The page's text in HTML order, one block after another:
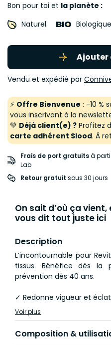
Bon pour toi et la planète :
Naturel
Biologique
Ajouter
Vendu et expédié par
⚡ Offre Bienvenue : -10 %
vous inscrivant à la
💚 Déjà client(e) ? Profitez
carte adhérent Slood. À
Frais de port gratuitsà
Lab
Retour gratuit sous 30 jours
On sait d’où ça
vous dit tout juste ici
Description
L’incontournable pour
tissus. Bénéfice dès la
prévention dès 40 ans.
✓ Redonne vigueur et éclat
✓ Tonifie et raffermit les
✓ Atténue les marques de
✓ Apaisant et véritable
✓ Aide à lutter contre les
Voir plus
Composition &